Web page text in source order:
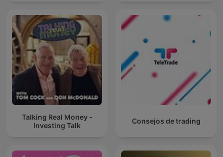
Talking Real Money -
Investing Talk
Consejos de trading